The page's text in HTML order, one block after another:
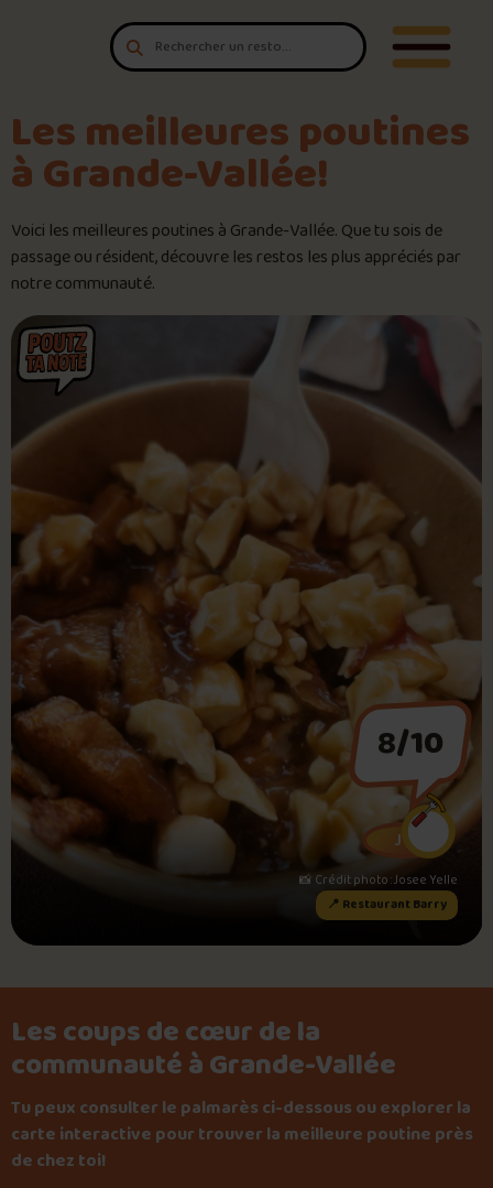
Aller au contenu
Ouvrir/
T'es un vrai
amateur de poutine?
Noter une poutine!
Trouve une POUTZ sur la carte
Le palmarès d’Olivier Primeau
Jeu – Connais-tu ta poutine?
Forfaits
Foire aux questions
Me connecter
Les meilleures poutines
à Grande-Vallée!
Voici les meilleures poutines à Grande-Vallée. Que tu sois de
passage ou résident, découvre les restos les plus appréciés par
notre communauté.
8/10
JY
📸 Crédit photo : Josee Yelle
📍 Restaurant Barry
Les coups de cœur de la
communauté à Grande-Vallée
Tu peux consulter le palmarès ci-dessous ou explorer la
carte interactive pour trouver la meilleure poutine près
de chez toi!